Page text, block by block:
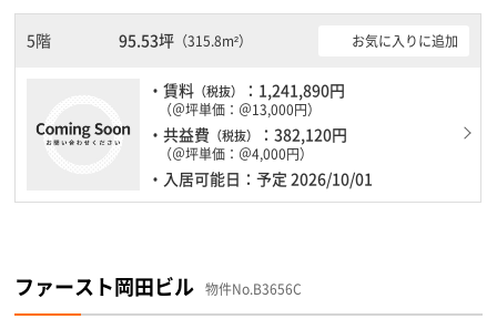
策を検討されている方にオススメです。土日・祝日も利用可能にな
りますので自由に出入りが出来ます。１フロア１００坪以上ある大
5階 95.53坪（315.8m²） お気に入りに追加
・賃料 （税抜） ：1,241,890円
（＠坪単価：＠13,000円）
・共益費 （税抜） ：382,120円
（＠坪単価：＠4,000円）
・入居可能日：予定 2026/10/01
ファースト岡田ビル 物件No.B3656C